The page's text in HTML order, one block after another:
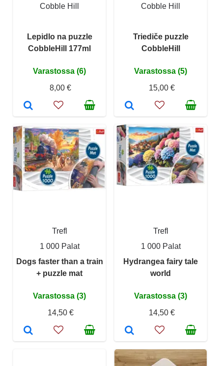
Cobble Hill
Lepidlo na puzzle
CobbleHill 177ml
Varastossa (6)
8,00 €
Cobble Hill
Triediče puzzle
CobbleHill
Varastossa (5)
15,00 €
Trefl
1 000 Palat
Dogs faster than a train
+ puzzle mat
Varastossa (3)
14,50 €
Trefl
1 000 Palat
Hydrangea fairy tale
world
Varastossa (3)
14,50 €